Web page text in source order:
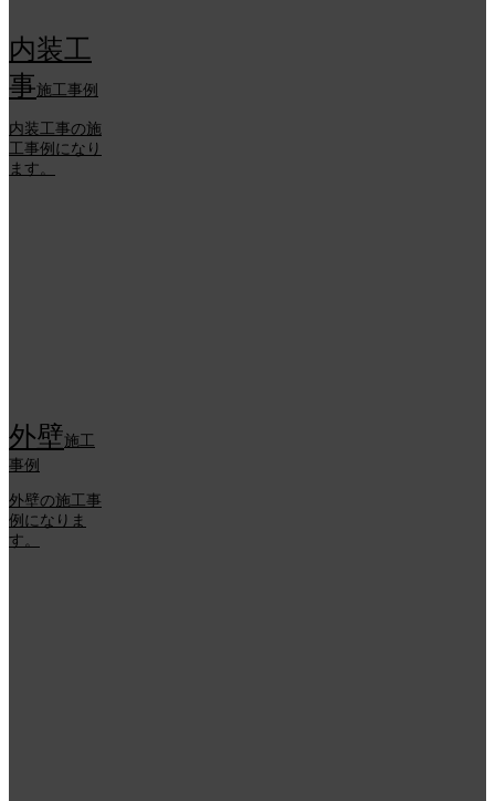
内装工
事施工事例
内装工事の施
工事例になり
ます。
外壁施工
事例
外壁の施工事
例になりま
す。